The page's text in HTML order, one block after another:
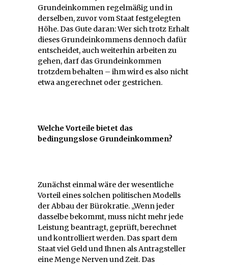
Grundeinkommen regelmäßig und in
derselben, zuvor vom Staat festgelegten
Höhe. Das Gute daran: Wer sich trotz Erhalt
dieses Grundeinkommens dennoch dafür
entscheidet, auch weiterhin arbeiten zu
gehen, darf das Grundeinkommen
trotzdem behalten – ihm wird es also nicht
etwa angerechnet oder gestrichen.
Welche Vorteile bietet das
bedingungslose Grundeinkommen?
Zunächst einmal wäre der wesentliche
Vorteil eines solchen politischen Modells
der Abbau der Bürokratie. „Wenn jeder
dasselbe bekommt, muss nicht mehr jede
Leistung beantragt, geprüft, berechnet
und kontrolliert werden. Das spart dem
Staat viel Geld und Ihnen als Antragsteller
eine Menge Nerven und Zeit. Das